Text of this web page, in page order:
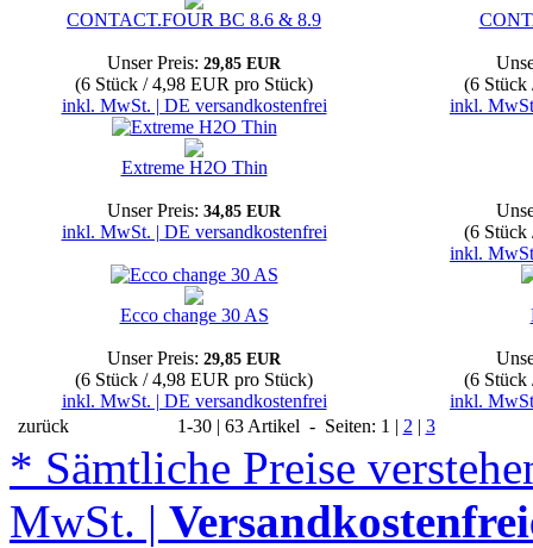
CONTACT.FOUR BC 8.6 & 8.9
Unser Preis: 29,85 EUR
(6 Stück / 4,98 EUR pro Stück)
inkl. MwSt. | DE versandkostenfrei
(6 Stück
inkl.
Extreme H2O Thin
Unser Preis: 34,85 EUR
inkl. MwSt. | DE versandkostenfrei
(6 Stück
inkl.
Ecco change 30 AS
Unser Preis: 29,85 EUR
(6 Stück / 4,98 EUR pro Stück)
inkl. MwSt. | DE versandkostenfrei
(6 Stück
inkl.
zurück
1-30 | 63 Artikel - Seiten: 1 | 2 | 3
* Sämtliche Preise
MwSt. |